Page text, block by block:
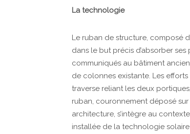
La technologie
Le ruban de structure, composé
dans le but pré­cis d’absorber
communiqués au bâtiment
de colonnes existante. Les
traverse reliant les deux
ruban, couronnement déposé sur
architecture, s’intègre au
installée de la technologie